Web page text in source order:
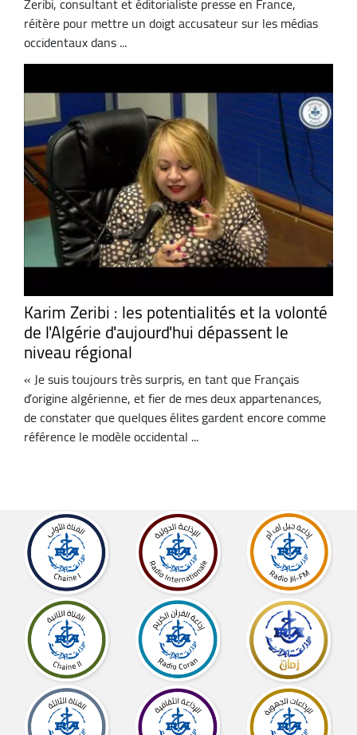
réitère pour mettre un doigt accusateur sur les médias
occidentaux dans ...
Karim Zeribi : les potentialités et la volonté
de l'Algérie d'aujourd'hui dépassent le
niveau régional
« Je suis toujours très surpris, en tant que Français
d’origine algérienne, et fier de mes deux appartenances,
de constater que quelques élites gardent encore comme
référence le modèle occidental ...